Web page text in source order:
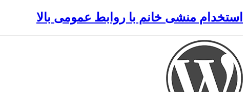
استخدام منشی خانم با روابط عمومی بالا